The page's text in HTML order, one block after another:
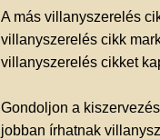
A más villanyszerelés
villanyszerelés cikk
villanyszerelés cikket
Gondoljon a
jobban írhatnak